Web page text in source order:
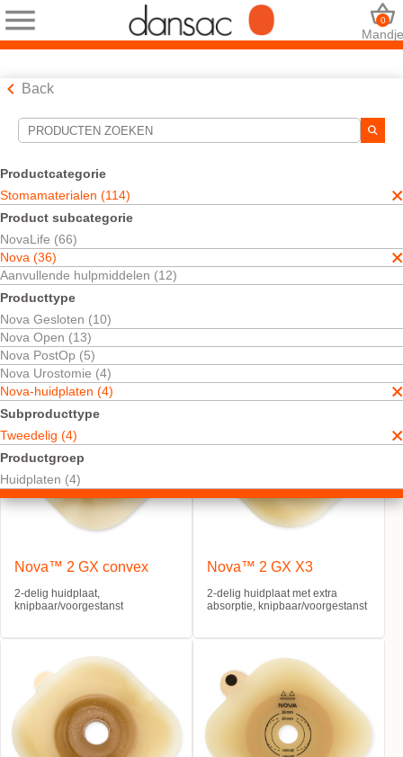
Mandje
0
Back
Productcategorie
Stomamaterialen (114)
Product subcategorie
NovaLife (66)
Nova (36)
Aanvullende hulpmiddelen (12)
Producttype
Nova Gesloten (10)
Nova Open (13)
Nova PostOp (5)
Nova Urostomie (4)
Nova-huidplaten (4)
Subproducttype
Tweedelig (4)
Productgroep
Huidplaten (4)
Hulpmiddelen voor zoekopdrachten
Uw selecties:
Stomamaterialen
Nova
Nova-huidplaten
Tweedelig
Uw selectie komt overeen met4resultaten
Sorteren op:
Nova™ 2 GX convex
2-delig huidplaat,
knipbaar/voorgestanst
Nova™ 2 GX X3
2-delig huidplaat met extra
absorptie, knipbaar/voorgestanst